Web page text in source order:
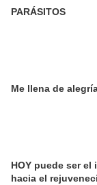
PARÁSITOS
Me llena de
HOY puede ser
hacia el